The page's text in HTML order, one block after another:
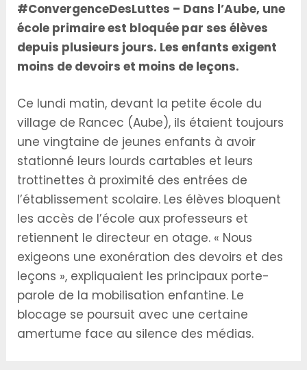
#ConvergenceDesLuttes – Dans l’Aube, une
école primaire est bloquée par ses élèves
depuis plusieurs jours. Les enfants exigent
moins de devoirs et moins de leçons.
Ce lundi matin, devant la petite école du
village de Rancec (Aube), ils étaient toujours
une vingtaine de jeunes enfants à avoir
stationné leurs lourds cartables et leurs
trottinettes à proximité des entrées de
l’établissement scolaire. Les élèves bloquent
les accès de l’école aux professeurs et
retiennent le directeur en otage. « Nous
exigeons une exonération des devoirs et des
leçons », expliquaient les principaux porte-
parole de la mobilisation enfantine. Le
blocage se poursuit avec une certaine
amertume face au silence des médias.